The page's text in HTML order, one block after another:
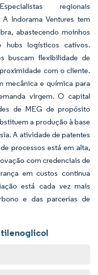
regionais
Indorama Ventures tem
abastecendo moinhos
logísticos cativos.
buscam flexibilidade de
com o cliente.
mecânica e química para
virgem. O capital
de MEG de propósito
a produção à base
A atividade de patentes
processos está em alta,
com credenciais de
em custos continua
está cada vez mais
e das parcerias de